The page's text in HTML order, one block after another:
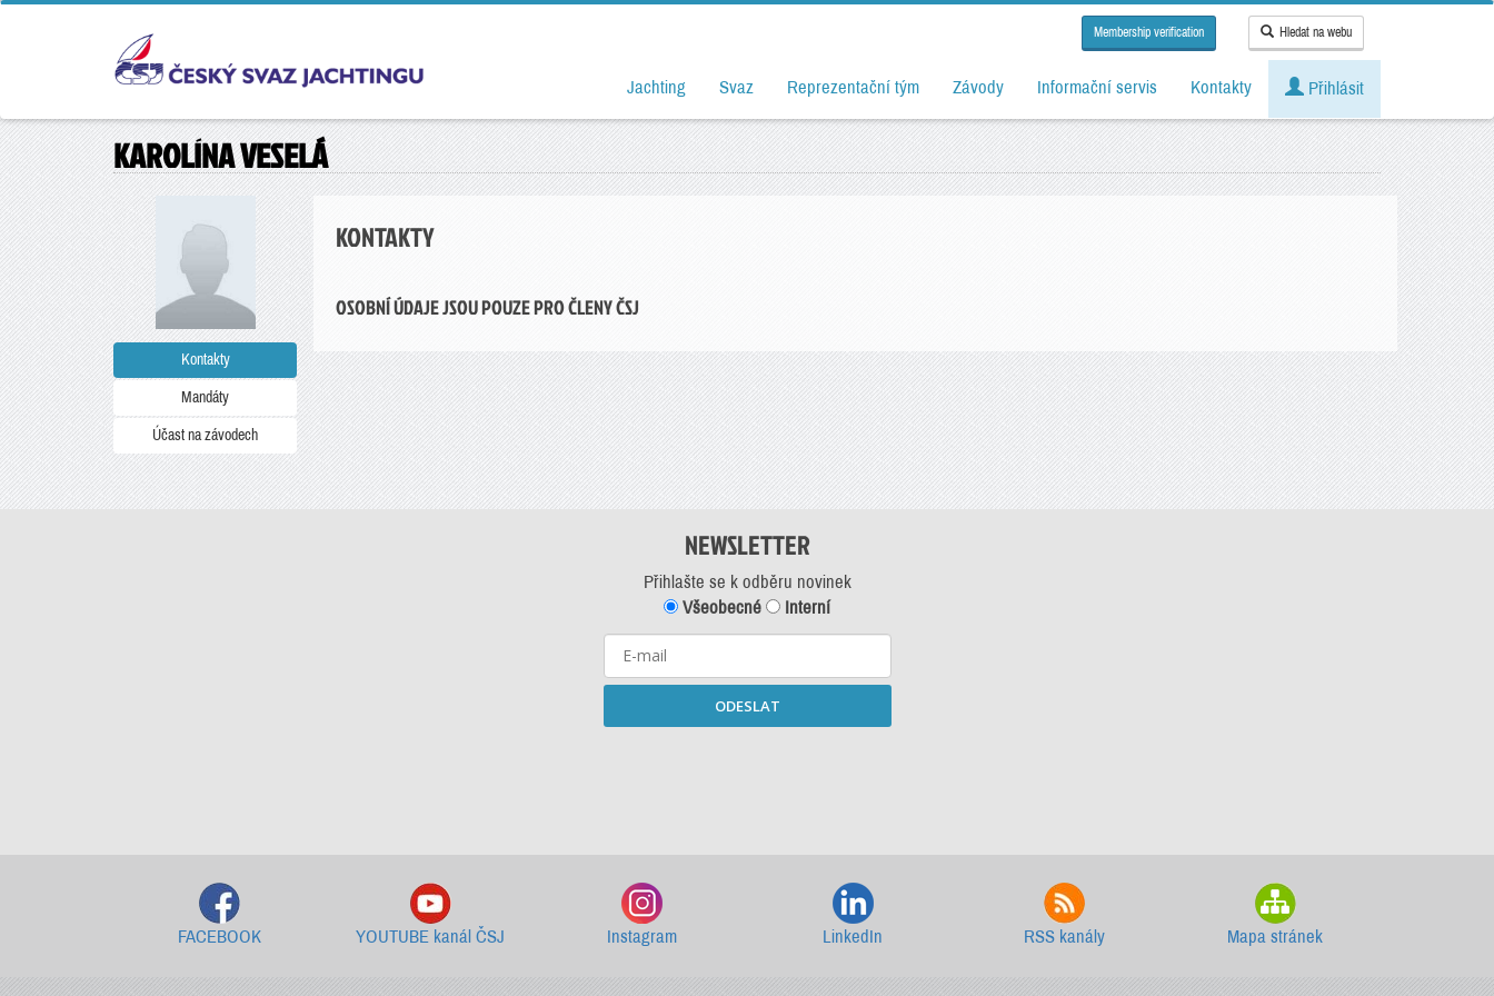
Membership verification Hledat na webu
Jachting Svaz Reprezentační tým Závody Informační servis Kontakty Přihlásit
KAROLÍNA VESELÁ
Kontakty
Mandáty
Účast na závodech
KONTAKTY
OSOBNÍ ÚDAJE JSOU POUZE PRO ČLENY ČSJ
NEWSLETTER
Přihlašte se k odběru novinek
Všeobecné
Interní
ODESLAT
FACEBOOK YOUTUBE kanál ČSJ Instagram LinkedIn RSS kanály Mapa stránek